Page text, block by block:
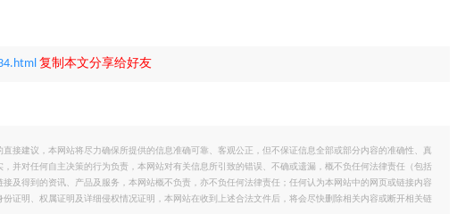
复制本文分享给好友
接建议，本网站将尽力确保所提供的信息准确可靠、客观公正，但不保证信息全部或部分内容的准确性、真
并对任何自主决策的行为负责，本网站对有关信息所引致的错误、不确或遗漏，概不负任何法律责任（包括
及得到的资讯、产品及服务，本网站概不负责，亦不负任何法律责任；任何认为本网站中的网页或链接内容
证明、权属证明及详细侵权情况证明，本网站在收到上述合法文件后，将会尽快删除相关内容或断开相关链